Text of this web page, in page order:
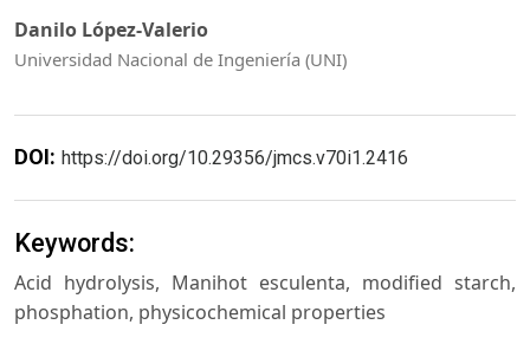
Danilo López-Valerio
Universidad Nacional de Ingeniería (UNI)
DOI: https://doi.org/10.29356/jmcs.v70i1.2416
Keywords:
Acid hydrolysis, Manihot esculenta, modified starch,
phosphation, physicochemical properties